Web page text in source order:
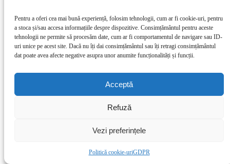
Pentru a oferi cea mai bună experiență, folosim tehnologii, cum ar fi cookie-uri, pentru
a stoca și/sau accesa informațiile despre dispozitive. Consimțământul pentru aceste
tehnologii ne permite să procesăm date, cum ar fi comportamentul de navigare sau ID-
uri unice pe acest site. Dacă nu îți dai consimțământul sau îți retragi consimțământul
dat poate avea afecte negative asupra unor anumite funcționalități și funcții.
Acceptă
Refuză
Vezi preferințele
Politică cookie-uriGDPR
Gazeta Sentinela - 24 septembrie 2023
DESPRE NOI
Contactați-ne:redactia@sentinela.ro
URMAȚI-NE